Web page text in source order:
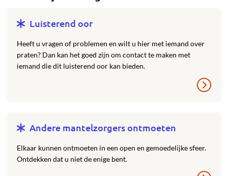
Luisterend oor
Heeft u vragen of problemen en wilt u hier met iemand over
praten? Dan kan het goed zijn om contact te maken met
iemand die dit luisterend oor kan bieden.
Andere mantelzorgers ontmoeten
Elkaar kunnen ontmoeten in een open en gemoedelijke sfeer.
Ontdekken dat u niet de enige bent.